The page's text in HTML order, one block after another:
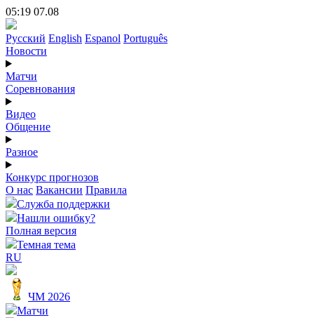
05:19 07.08
Русский English Espanol Português
Новости
Матчи
Соревнования
Видео
Общение
Разное
Конкурс прогнозов
О нас Вакансии Правила
Служба поддержки
Нашли ошибку?
Полная версия
Темная тема
RU
ЧМ 2026
Матчи